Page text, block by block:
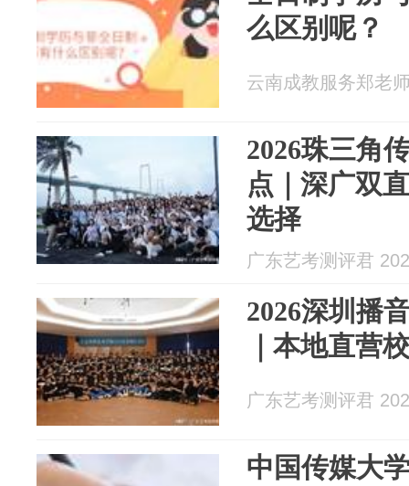
么区别呢？
云南成教服务郑老
2026珠三角
点｜深广双
选择
广东艺考测评君
2026深圳播
｜本地直营
广东艺考测评君
中国传媒大